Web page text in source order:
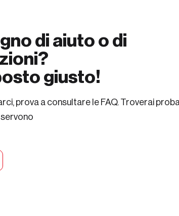
di aiuto o di
giusto!
prova a consultare le FAQ. Troverai